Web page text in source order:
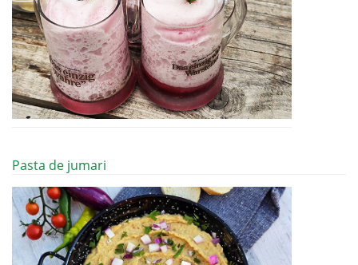
Pasta de jumari